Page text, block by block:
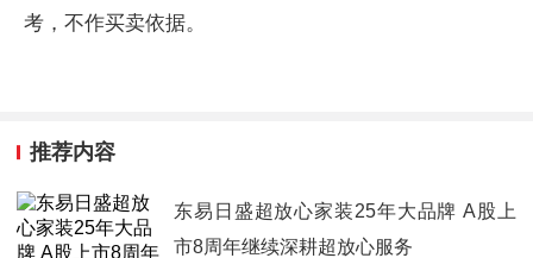
考，不作买卖依据。
推荐内容
东易日盛超放心家装25年大品牌 A股上
市8周年继续深耕超放心服务